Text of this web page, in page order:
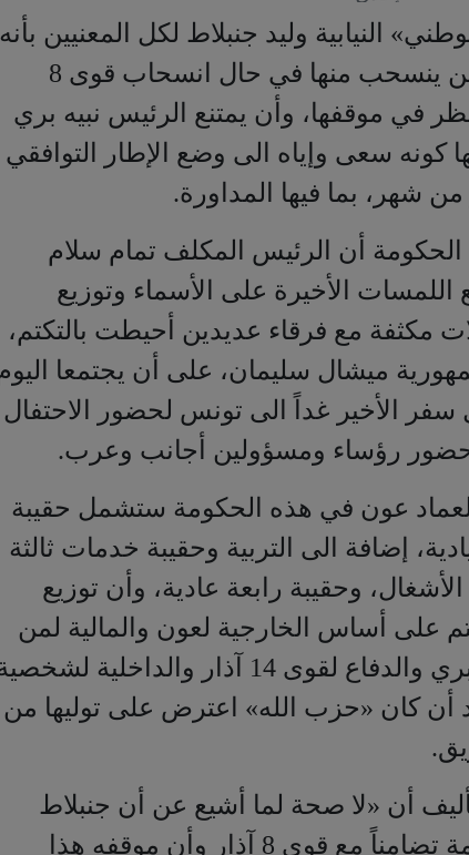
سعى وإياه الى وضع الإطار التوافقي
شهر، بما فيها المداورة.
أن الرئيس المكلف تمام سلام
الأخيرة على الأسماء وتوزيع
مكثفة مع فرقاء عديدين أحيطت بالتكتم،
ميشال سليمان، على أن يجتمعا اليوم
سفر الأخير غداً الى تونس لحضور الاحتفال
حضور رؤساء ومسؤولين أجانب وعرب.
عون في هذه الحكومة ستشمل حقيبة
إضافة الى التربية وحقيبة خدمات ثالثة
وحقيبة رابعة عادية، وأن توزيع
على أساس الخارجية لعون والمالية لمن
يسميه رئيس البرلمان نبيه بري والدفاع لقوى 14 آذار والداخلية لشخصية
14 آذار، بعد أن كان «حزب الله» اعترض على توليها من
أن «لا صحة لما أشيع عن أن جنبلاط
سيسحب وزيريه من الحكومة تضامناً مع قوى 8 آذار وأن موقفه هذا
الى الرؤساء سليمان، بري وسلام ورئيس
السنيورة». ولفتت الى أن جنبلاط يواصل
لتبريد الأجواء لأن الاختلاف حول تشكيل